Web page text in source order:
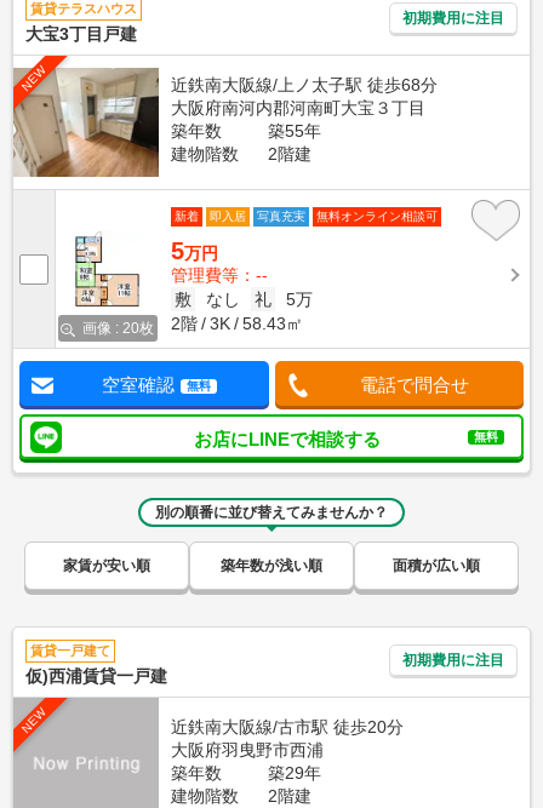
賃貸テラスハウス
大宝3丁目戸建
初期費用に注目
NEW
近鉄南大阪線/上ノ太子駅 徒歩68分
大阪府南河内郡河南町大宝３丁目
築年数
築55年
建物階数
2階建
画像 : 20枚
新着 即入居 写真充実 無料オンライン相談可
5万円
管理費等：--
敷
なし 礼
5万
2階
3K 58.43㎡
空室確認 無料 電話で問合せ
お店にLINEで相談する 無料
別の順番に並び替えてみませんか？
家賃が安い順 築年数が浅い順 面積が広い順
賃貸一戸建て
仮)西浦賃貸一戸建
初期費用に注目
NEW
近鉄南大阪線/古市駅 徒歩20分
大阪府羽曳野市西浦
築年数
築29年
建物階数
2階建